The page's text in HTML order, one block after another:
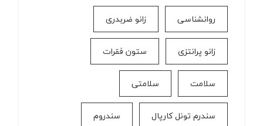
روانشناسی زانو ضربدری
زانو پرانتزی ستون فقرات
سلامت سلامتی
سندرم تونل کارپال سندروم